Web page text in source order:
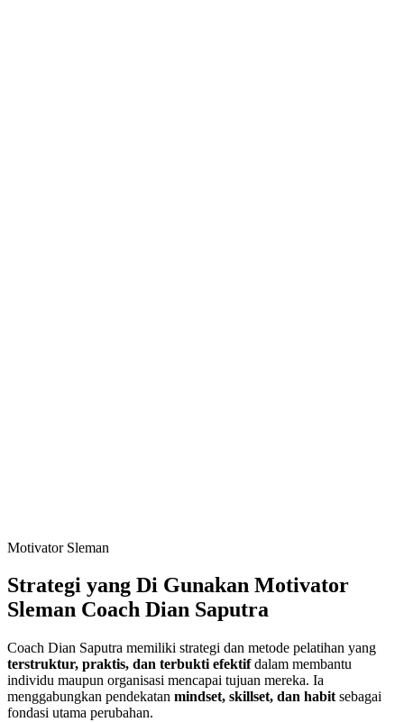
Motivator Sleman
Strategi yang Di Gunakan Motivator
Sleman Coach Dian Saputra
Coach Dian Saputra memiliki strategi dan metode pelatihan yang
terstruktur, praktis, dan terbukti efektifdalam membantu
individu maupun organisasi mencapai tujuan mereka. Ia
menggabungkan pendekatan mindset, skillset, dan habit sebagai
fondasi utama perubahan.